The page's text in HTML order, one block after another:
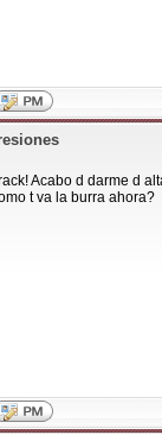
Acabo d darme d
t va la burra